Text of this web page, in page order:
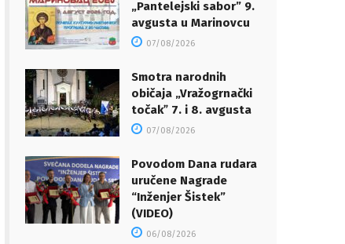
„Pantelejski sabor” 9.
avgusta u Marinovcu
07/08/2026
Smotra narodnih
običaja „Vražogrnački
točakˮ 7. i 8. avgusta
07/08/2026
Povodom Dana rudara
uručene Nagrade
“Inženjer Šistek”
(VIDEO)
06/08/2026